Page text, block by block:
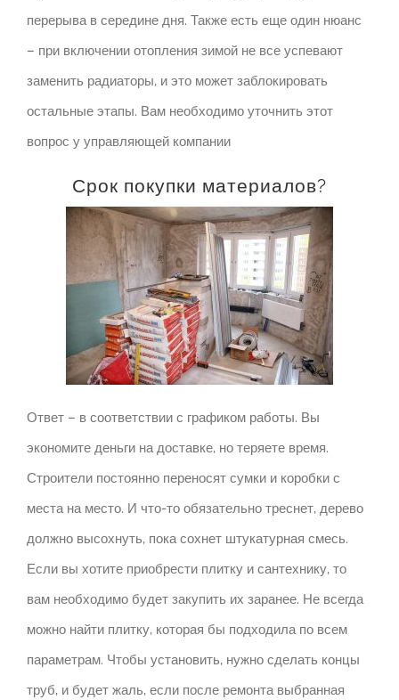
перерыва в середине дня. Также есть еще один нюанс
– при включении отопления зимой не все успевают
заменить радиаторы, и это может заблокировать
остальные этапы. Вам необходимо уточнить этот
вопрос у управляющей компании
Срок покупки материалов?
Ответ – в соответствии с графиком работы. Вы
экономите деньги на доставке, но теряете время.
Строители постоянно переносят сумки и коробки с
места на место. И что-то обязательно треснет, дерево
должно высохнуть, пока сохнет штукатурная смесь.
Если вы хотите приобрести плитку и сантехнику, то
вам необходимо будет закупить их заранее. Не всегда
можно найти плитку, которая бы подходила по всем
параметрам. Чтобы установить, нужно сделать концы
труб, и будет жаль, если после ремонта выбранная